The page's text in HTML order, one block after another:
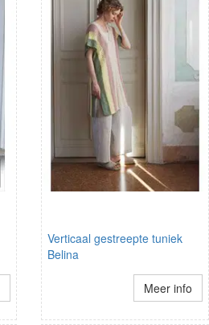
Verticaal gestreepte tuniek
Belina
Meer info